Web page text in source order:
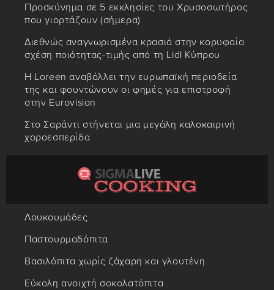
Προσκύνημα σε 5 εκκλησίες του Χρυσοσωτήρος
που γιορτάζουν (σήμερα)
Διεθνώς αναγνωρισμένα κρασιά στην κορυφαία
σχέση ποιότητας-τιμής από τη Lidl Κύπρου
Η Loreen αναβάλλει την ευρωπαϊκή περιοδεία
της και φουντώνουν οι φημές για επιστροφή
στην Eurovision
Στο Σαράντι στήνεται μια μεγάλη καλοκαιρινή
χοροεσπερίδα
Λουκουμάδες
Παστουρμαδόπιτα
Βασιλόπιτα χωρίς ζάχαρη και γλουτένη
Εύκολη ανοιχτή σοκολατόπιτα